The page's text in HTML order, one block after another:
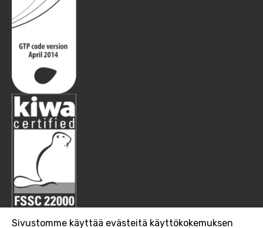
Sivustomme käyttää evästeitä käyttökokemuksen